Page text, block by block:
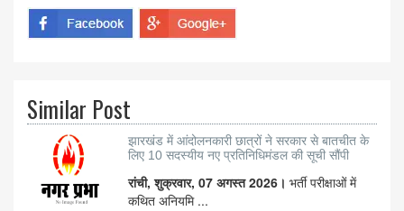
Similar Post
झारखंड में आंदोलनकारी छात्रों ने सरकार से बातचीत के
लिए 10 सदस्यीय नए प्रतिनिधिमंडल की सूची सौंपी
रांची, शुक्रवार, 07 अगस्त 2026। भर्ती परीक्षाओं में
कथित अनियमि ...